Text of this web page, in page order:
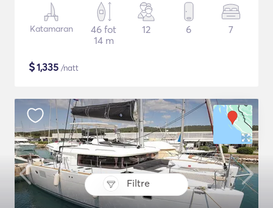
Filtre
Katamaran
46 fot
14 m
12 6 7
$1,335 /natt